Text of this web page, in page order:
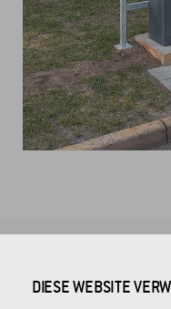
DIESE WEBSITE